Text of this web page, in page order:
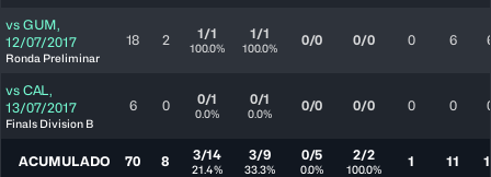
vs GUM,
12/07/2017
Ronda Preliminar
18 2 1/1
100.0%
1/1
100.0% 0/0 0/0 0 6
vs CAL,
13/07/2017
Finals Division B
6 0 0/1
0.0%
0/1
0.0% 0/0 0/0 0 0
ACUMULADO 70 8 3/14
21.4%
3/9
33.3%
0/5
0.0%
2/2
100.0% 1 11